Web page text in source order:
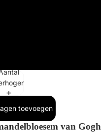
toevoegen
van Gogh